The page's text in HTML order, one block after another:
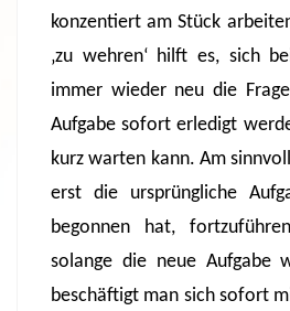
konzentiert am Stück
‚zu wehren‘ hilft es, sich
immer wieder neu die
Aufgabe sofort erledigt
kurz warten kann. Am
erst die ursprüngliche
begonnen hat,
solange die neue Aufgabe
beschäftigt man sich sofort